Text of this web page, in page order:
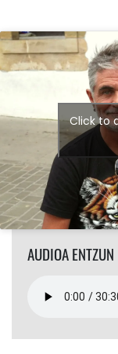
AUDIOA ENTZUN
Click to